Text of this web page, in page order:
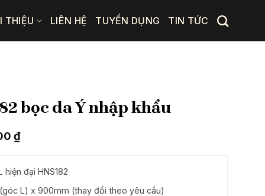
THIỆU LIÊN HỆ TUYỂN DỤNG TIN TỨC
bọc da Ý nhập khẩu
₫.
₫Giá
là:
24.200.000 ₫.
hiện đại HNS182
L) x 900mm (thay đổi theo yêu cầu)